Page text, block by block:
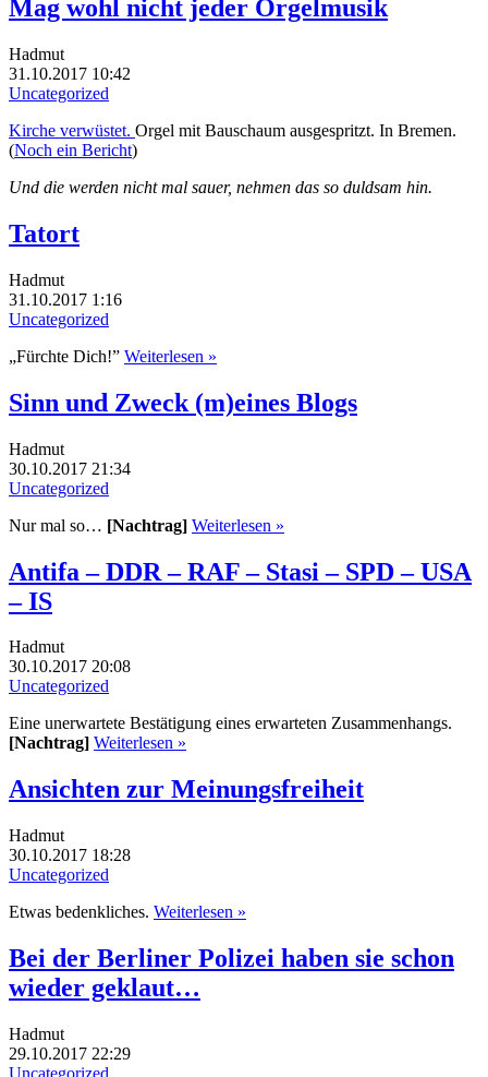
Mag wohl nicht jeder Orgelmusik
Hadmut
31.10.2017 10:42
Uncategorized
Kirche verwüstet. Orgel mit Bauschaum ausgespritzt. In Bremen.
(Noch ein Bericht)
Und die werden nicht mal sauer, nehmen das so duldsam hin.
Tatort
Hadmut
31.10.2017 1:16
Uncategorized
„Fürchte Dich!” Weiterlesen »
Sinn und Zweck (m)eines Blogs
Hadmut
30.10.2017 21:34
Uncategorized
Nur mal so… [Nachtrag] Weiterlesen »
Antifa – DDR – RAF – Stasi – SPD – USA
– IS
Hadmut
30.10.2017 20:08
Uncategorized
Eine unerwartete Bestätigung eines erwarteten Zusammenhangs.
[Nachtrag] Weiterlesen »
Ansichten zur Meinungsfreiheit
Hadmut
30.10.2017 18:28
Uncategorized
Etwas bedenkliches. Weiterlesen »
Bei der Berliner Polizei haben sie schon
wieder geklaut…
Hadmut
29.10.2017 22:29
Uncategorized